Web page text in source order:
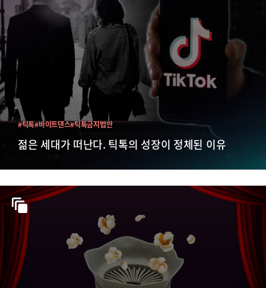
젊은 세대가 떠난다. 틱톡의 성장이 정체된 이유
#틱톡#바이트댄스#틱톡금지법안